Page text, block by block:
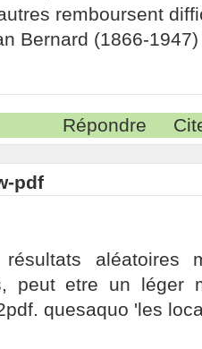
remboursent
Bernard (1866-1947)
Répondre
pdf
résultats aléatoires
peut etre un léger
quesaquo 'les